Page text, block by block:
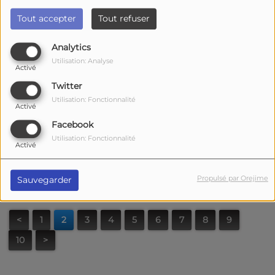
Tout accepter Tout refuser
Analytics
Activé
Utilisation: Analyse
Twitter
Activé
Utilisation: Fonctionnalité
Facebook
Activé
Utilisation: Fonctionnalité
Sauvegarder Propulsé par Orejime
< 1 2 3 4 5 6 7 8
9
10
>